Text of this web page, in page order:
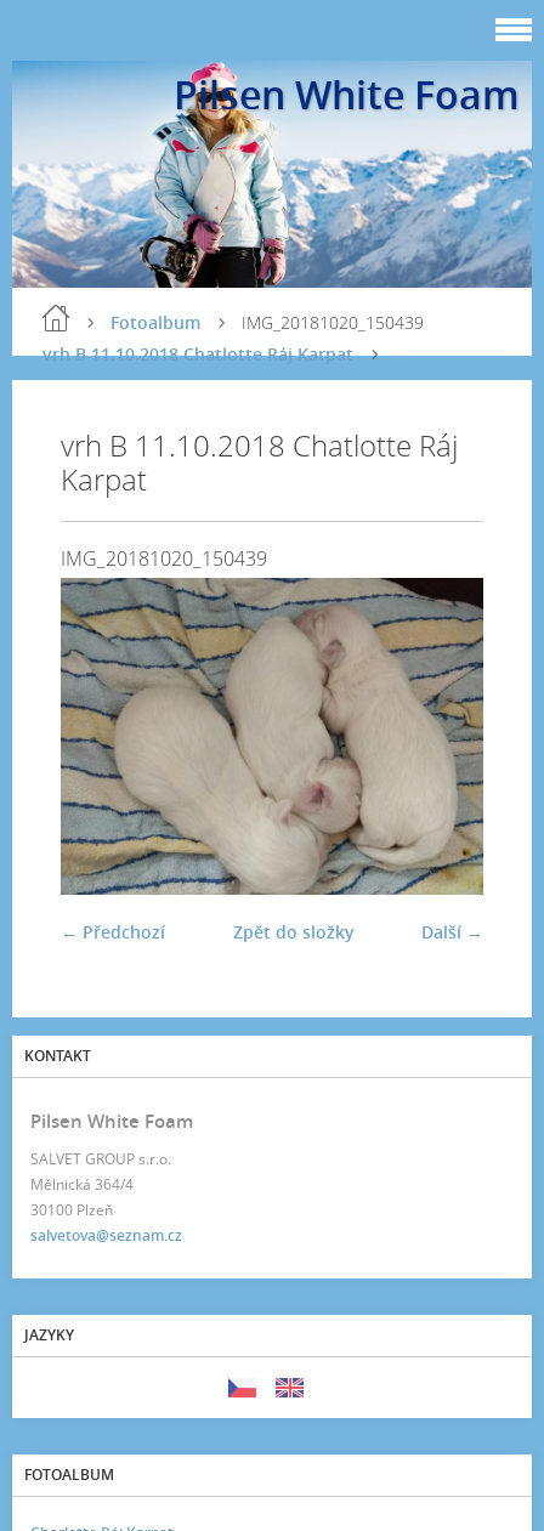
Pilsen White Foam
Fotoalbum
vrh B 11.10.2018 Chatlotte Ráj Karpat
IMG_20181020_150439
vrh B 11.10.2018 Chatlotte Ráj
Karpat
IMG_20181020_150439
← Předchozí Další →
Zpět do složky
KONTAKT
Pilsen White Foam
SALVET GROUP s.r.o.
Mělnická 364/4
30100 Plzeň
salvetova@seznam.cz
JAZYKY
FOTOALBUM